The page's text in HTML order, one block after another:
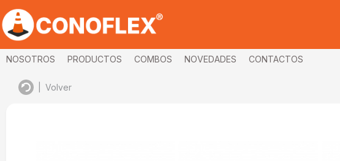
NOSOTROS PRODUCTOS COMBOS NOVEDADES CONTACTOS
Volver